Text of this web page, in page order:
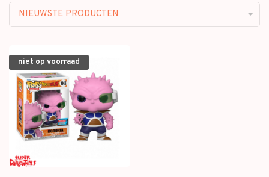
NIEUWSTE PRODUCTEN
niet op voorraad